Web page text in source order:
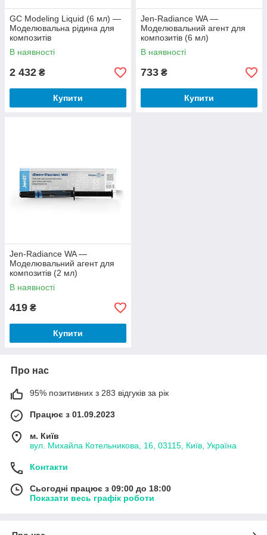
GC Modeling Liquid (6 мл) —
Моделювальна рідина для
композитів
В наявності
2 432 ₴
Купити
Jen-Radiance WA —
Моделювальний агент для
композитів (6 мл)
В наявності
733 ₴
Купити
Jen-Radiance WA —
Моделювальний агент для
композитів (2 мл)
В наявності
419 ₴
Купити
Про нас
95% позитивних з 283 відгуків за рік
Працює з 01.09.2023
м. Київ
вул. Михайла Котельникова, 16, 03115, Київ, Україна
Контакти
Сьогодні працює з 09:00 до 18:00
Показати весь графік роботи